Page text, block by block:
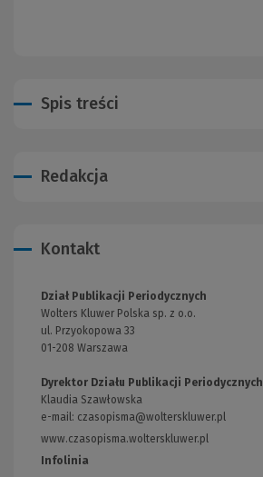
Spis treści
Redakcja
Kontakt
Dział Publikacji Periodycznych
Wolters Kluwer Polska sp. z o.o.
ul. Przyokopowa 33
01-208 Warszawa
Dyrektor Działu Publikacji Periodycznych
Klaudia Szawłowska
e-mail: czasopisma@wolterskluwer.pl
www.czasopisma.wolterskluwer.pl
Infolinia